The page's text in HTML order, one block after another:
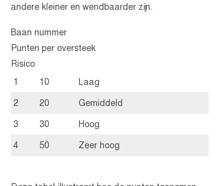
andere kleiner en wendbaarder zijn.
Baan nummer
Punten per oversteek
Risico
1
10
Laag
2
20
Gemiddeld
3
30
Hoog
4
50 Zeer hoog